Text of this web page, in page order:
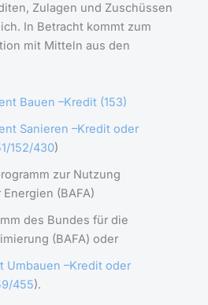
Zulagen und Zuschüssen
In Betracht kommt zum
mit Mitteln aus den
Bauen –Kredit (153)
Sanieren –Kredit oder
152/430)
zur Nutzung
(BAFA)
des Bundes für die
(BAFA) oder
Umbauen –Kredit oder
/455).